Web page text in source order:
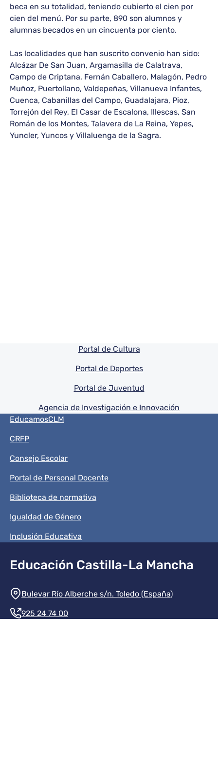
beca en su totalidad, teniendo cubierto el cien por
cien del menú. Por su parte, 890 son alumnos y
alumnas becados en un cincuenta por ciento.
Las localidades que han suscrito convenio han sido:
Alcázar De San Juan, Argamasilla de Calatrava,
Campo de Criptana, Fernán Caballero, Malagón, Pedro
Muñoz, Puertollano, Valdepeñas, Villanueva Infantes,
Cuenca, Cabanillas del Campo, Guadalajara, Pioz,
Torrejón del Rey, El Casar de Escalona, Illescas, San
Román de los Montes, Talavera de La Reina, Yepes,
Yuncler, Yuncos y Villaluenga de la Sagra.
Pie de pagina información
Portal de Cultura
Portal de Deportes
Portal de Juventud
Agencia de Investigación e Innovación
Menú del pie
EducamosCLM
CRFP
Consejo Escolar
Portal de Personal Docente
Biblioteca de normativa
Igualdad de Género
Inclusión Educativa
Educación Castilla-La Mancha
Información de la institución
Bulevar Río Alberche s/n. Toledo (España)
925 24 74 00